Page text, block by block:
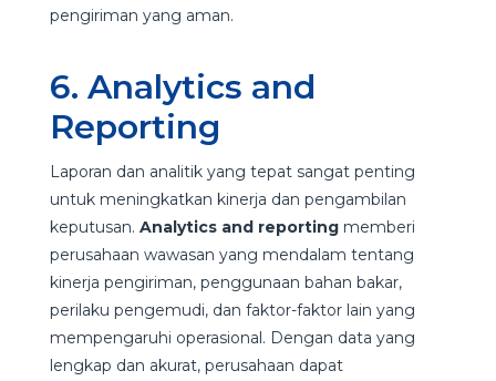
pengiriman yang aman.
6. Analytics and
Reporting
Laporan dan analitik yang tepat sangat penting
untuk meningkatkan kinerja dan pengambilan
keputusan. Analytics and reportingmemberi
perusahaan wawasan yang mendalam tentang
kinerja pengiriman, penggunaan bahan bakar,
perilaku pengemudi, dan faktor-faktor lain yang
mempengaruhi operasional. Dengan data yang
lengkap dan akurat, perusahaan dapat